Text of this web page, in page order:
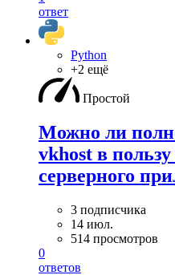
ответ
Python
+2 ещё
Простой
Можно ли
vkhost в
серверного
3 подписчика
14 июл.
514 просмотров
0
ответов